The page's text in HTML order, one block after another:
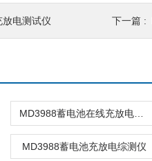
电测试仪 下一篇 :
MD3988蓄电池充放电综测仪